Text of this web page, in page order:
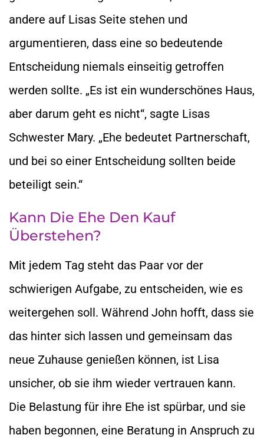
andere auf Lisas Seite stehen und
argumentieren, dass eine so bedeutende
Entscheidung niemals einseitig getroffen
werden sollte. „Es ist ein wunderschönes Haus,
aber darum geht es nicht“, sagte Lisas
Schwester Mary. „Ehe bedeutet Partnerschaft,
und bei so einer Entscheidung sollten beide
beteiligt sein.“
Kann Die Ehe Den Kauf
Überstehen?
Mit jedem Tag steht das Paar vor der
schwierigen Aufgabe, zu entscheiden, wie es
weitergehen soll. Während John hofft, dass sie
das hinter sich lassen und gemeinsam das
neue Zuhause genießen können, ist Lisa
unsicher, ob sie ihm wieder vertrauen kann.
Die Belastung für ihre Ehe ist spürbar, und sie
haben begonnen, eine Beratung in Anspruch zu